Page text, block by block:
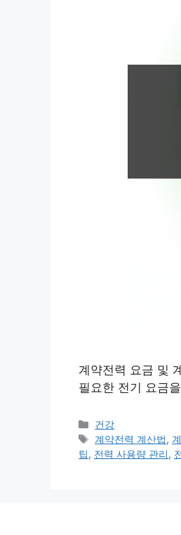
계약전력 요금 및
필요한 전기 요금
카
테
고
건강
태
그
계약전력 계산법,
팁, 전력 사용량 관리,